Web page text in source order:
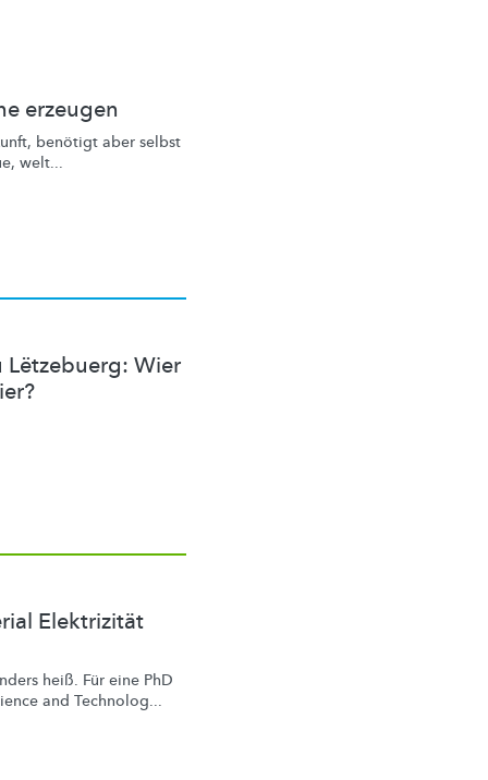
erzeugen
benötigt aber selbst
welt...
Lëtzebuerg: Wier
Elektrizität
heiß. Für eine PhD
and Technolog...